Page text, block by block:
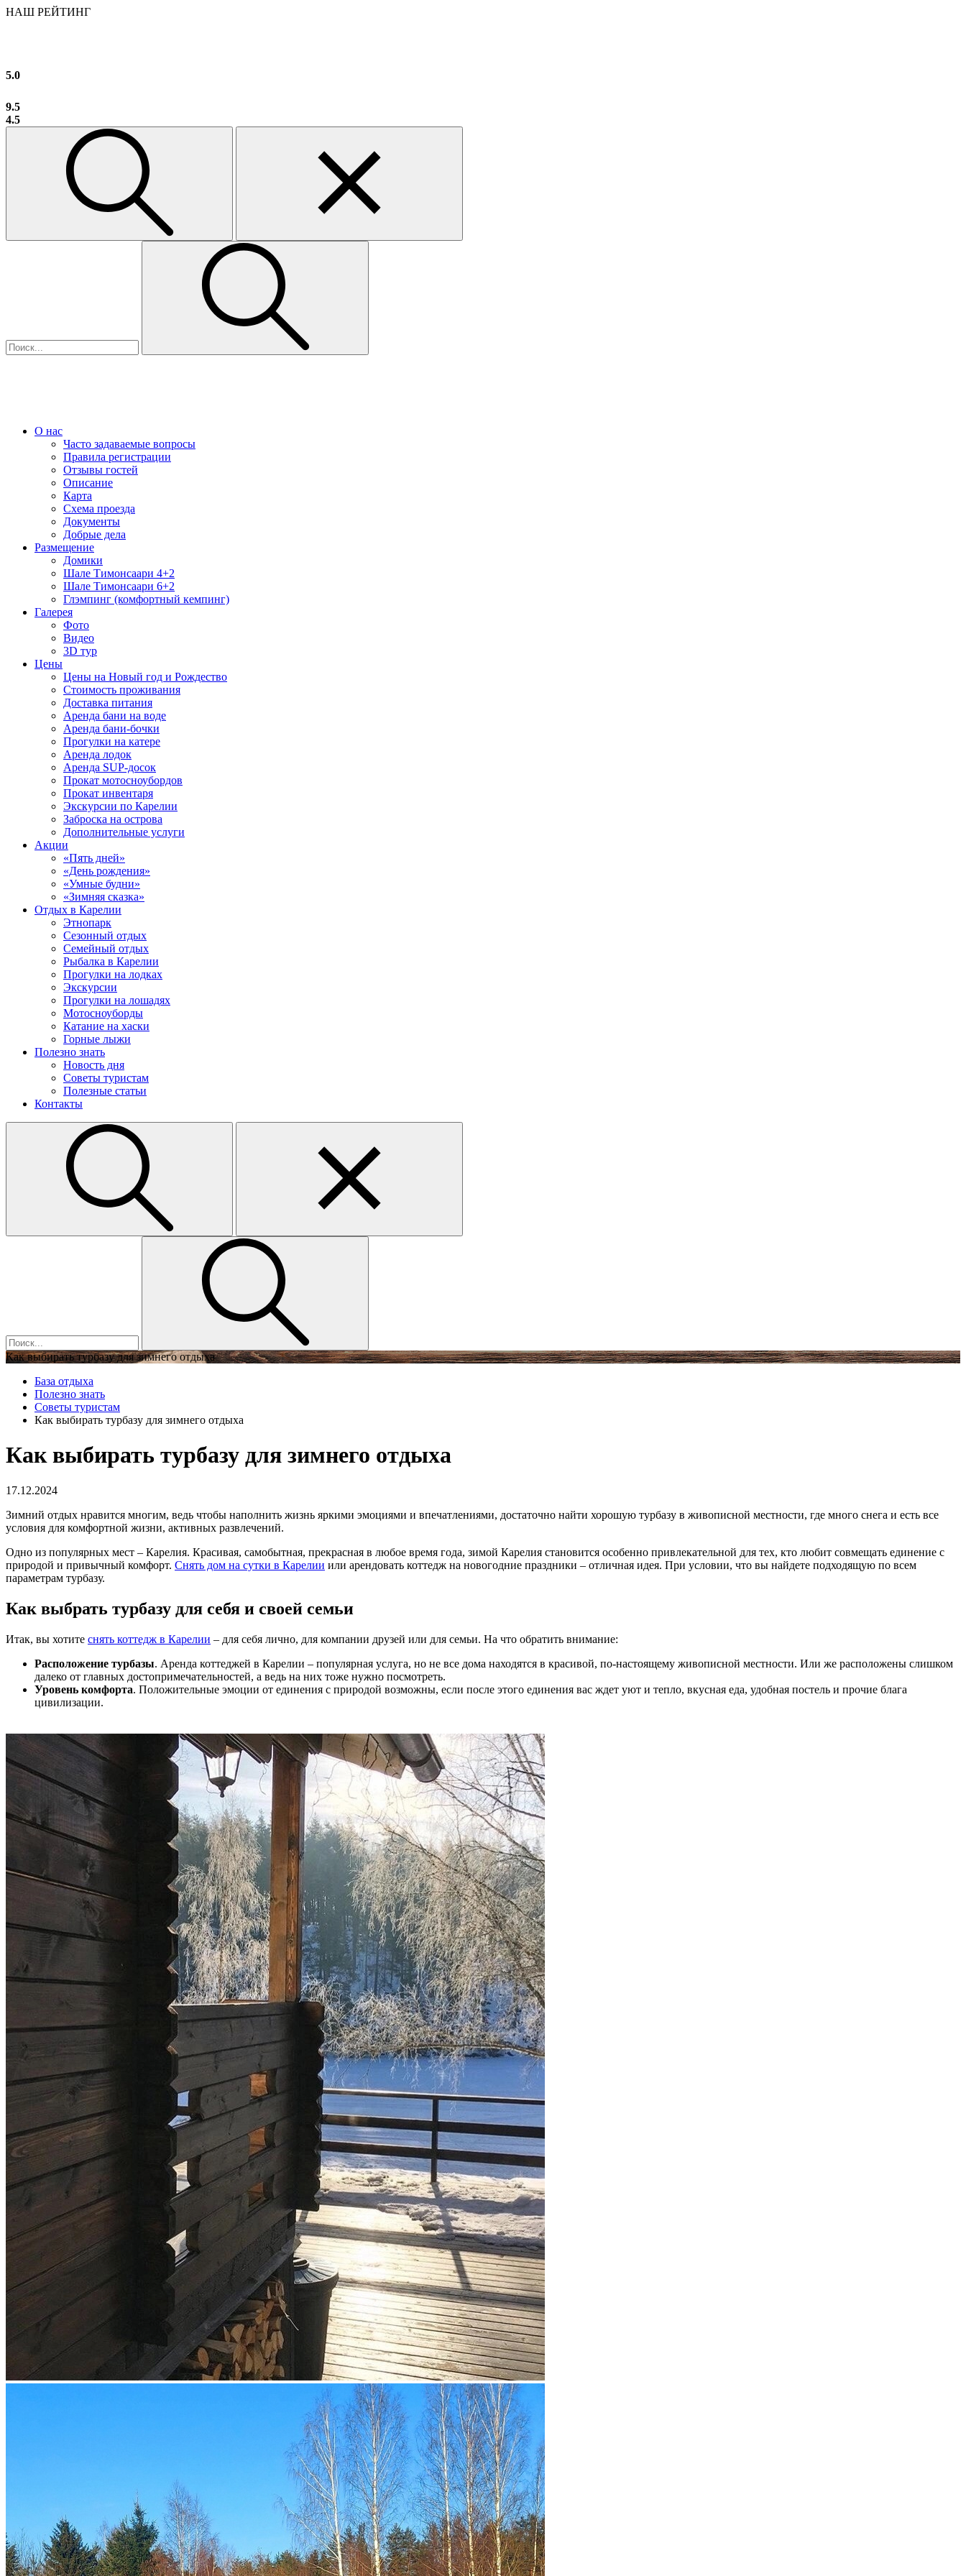
НАШ РЕЙТИНГ
5.0
9.5
4.5
О нас
Часто задаваемые вопросы
Правила регистрации
Отзывы гостей
Описание
Карта
Схема проезда
Документы
Добрые дела
Размещение
Домики
Шале Тимонсаари 4+2
Шале Тимонсаари 6+2
Глэмпинг (комфортный кемпинг)
Галерея
Фото
Видео
3D тур
Цены
Цены на Новый год и Рождество
Стоимость проживания
Доставка питания
Аренда бани на воде
Аренда бани-бочки
Прогулки на катере
Аренда лодок
Аренда SUP-досок
Прокат мотосноубордов
Прокат инвентаря
Экскурсии по Карелии
Заброска на острова
Дополнительные услуги
Акции
«Пять дней»
«День рождения»
«Умные будни»
«Зимняя сказка»
Отдых в Карелии
Этнопарк
Сезонный отдых
Семейный отдых
Рыбалка в Карелии
Прогулки на лодках
Экскурсии
Прогулки на лошадях
Мотосноуборды
Катание на хаски
Горные лыжи
Полезно знать
Новость дня
Советы туристам
Полезные статьи
Контакты
Как выбирать турбазу для зимнего отдыха
База отдыха
Полезно знать
Советы туристам
Как выбирать турбазу для зимнего отдыха
Как выбирать турбазу для зимнего отдыха
17.12.2024
Зимний отдых нравится многим, ведь чтобы наполнить жизнь яркими эмоциями и впечатлениями, достаточно найти хорошую турбазу в живописной местности, где много снега и есть все
условия для комфортной жизни, активных развлечений.
Одно из популярных мест – Карелия. Красивая, самобытная, прекрасная в любое время года, зимой Карелия становится особенно привлекательной для тех, кто любит совмещать единение с
природой и привычный комфорт. Снять дом на сутки в Карелии или арендовать коттедж на новогодние праздники – отличная идея. При условии, что вы найдете подходящую по всем
параметрам турбазу.
Как выбрать турбазу для себя и своей семьи
Итак, вы хотите снять коттедж в Карелии – для себя лично, для компании друзей или для семьи. На что обратить внимание:
Расположение турбазы. Аренда коттеджей в Карелии – популярная услуга, но не все дома находятся в красивой, по-настоящему живописной местности. Или же расположены слишком
далеко от главных достопримечательностей, а ведь на них тоже нужно посмотреть.
Уровень комфорта. Положительные эмоции от единения с природой возможны, если после этого единения вас ждет уют и тепло, вкусная еда, удобная постель и прочие блага
цивилизации.